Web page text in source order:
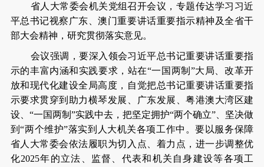
省人大常委会机关党组召开会议，专题传达学习习近
平总书记视察广东、澳门重要讲话重要指示精神及全省干
部大会精神，研究贯彻落实意见。
会议强调，要深入领会习近平总书记重要讲话重要指
示的丰富内涵和实践要求，站在“一国两制”大局、改革开
放和现代化建设全局高度，自觉把总书记重要讲话重要指
示要求贯穿到助力横琴发展、广东发展、粤港澳大湾区建
设、“一国两制”实践中去，把坚定拥护“两个确立”、坚决做
到“两个维护”落实到人大机关各项工作中。要以服务保障
省人大常委会依法履职为切入点、着力点，进一步调整优
化2025年的立法、监督、代表和机关自身建设等各项工